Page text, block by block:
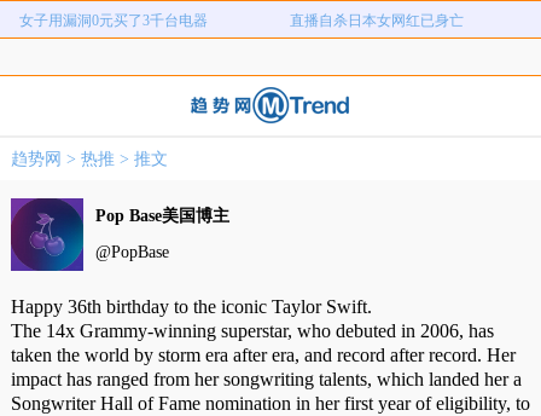
女子用漏洞0元买了3千台电器 直播自杀日本女网红已身亡
河南三支一扶考试存在规模性组织作 1岁宝宝碰坏纸巾盒三亚酒店索赔924
26岁女儿谈47岁妈妈突然产女
女子用漏洞0元买了3千台电器
趋势网 > 热推 > 推文
Pop Base美国博主
@PopBase
Happy 36th birthday to the iconic Taylor Swift.
The 14x Grammy-winning superstar, who debuted in 2006, has
taken the world by storm era after era, and record after record. Her
impact has ranged from her songwriting talents, which landed her a
Songwriter Hall of Fame nomination in her first year of eligibility, to